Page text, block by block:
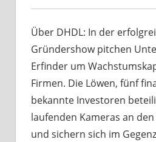
Über DHDL: In der
Gründershow pitchen
Erfinder um
Firmen. Die Löwen, fünf
bekannte Investoren
laufenden Kameras an
und sichern sich im